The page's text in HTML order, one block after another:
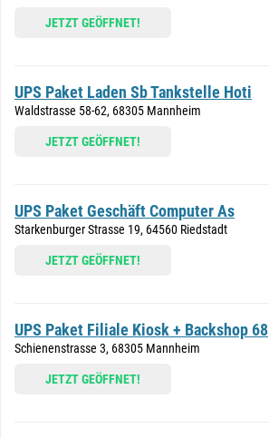
JETZT GEÖFFNET!
UPS Paket Laden Sb Tankstelle Hoti
Waldstrasse 58-62, 68305 Mannheim
JETZT GEÖFFNET!
UPS Paket Geschäft Computer As
Starkenburger Strasse 19, 64560 Riedstadt
JETZT GEÖFFNET!
UPS Paket Filiale Kiosk + Backshop 68
Schienenstrasse 3, 68305 Mannheim
JETZT GEÖFFNET!